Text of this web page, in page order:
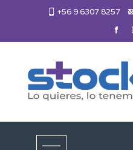
+56 9 6307 8257
Más